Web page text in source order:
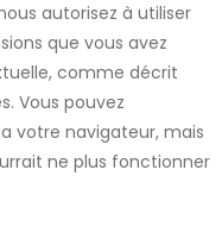
autorisez à utiliser
que vous avez
comme décrit
Vous pouvez
votre navigateur, mais
ne plus fonctionner